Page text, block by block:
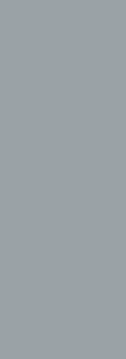
persönliche Aspekte,
zu bewerten,